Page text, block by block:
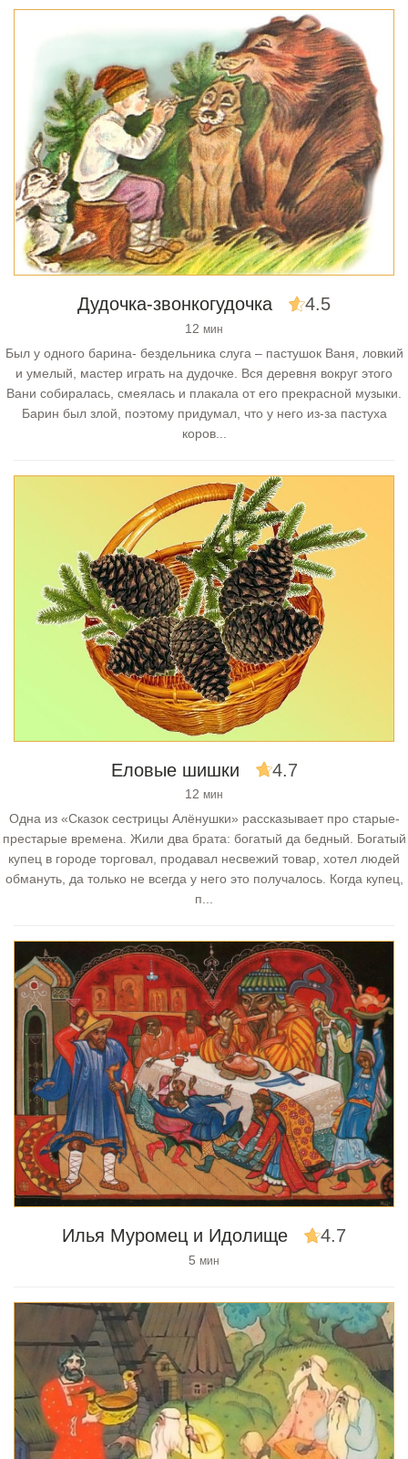
Дудочка-звонкогудочка 4.5
12 мин
Был у одного барина- бездельника слуга – пастушок Ваня, ловкий
и умелый, мастер играть на дудочке. Вся деревня вокруг этого
Вани собиралась, смеялась и плакала от его прекрасной музыки.
Барин был злой, поэтому придумал, что у него из-за пастуха
коров...
Еловые шишки 4.7
12 мин
Одна из «Сказок сестрицы Алёнушки» рассказывает про старые-
престарые времена. Жили два брата: богатый да бедный. Богатый
купец в городе торговал, продавал несвежий товар, хотел людей
обмануть, да только не всегда у него это получалось. Когда купец,
п...
Илья Муромец и Идолище 4.7
5 мин